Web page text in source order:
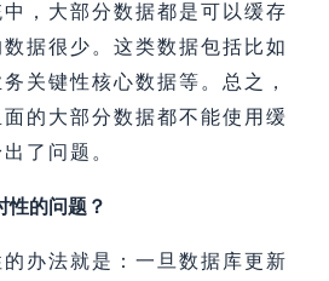
，大部分数据都是可以缓存
据很少。这类数据包括比如
关键性核心数据等。总之，
的大部分数据都不能使用缓
了问题。
性的问题？
办法就是：一旦数据库更新